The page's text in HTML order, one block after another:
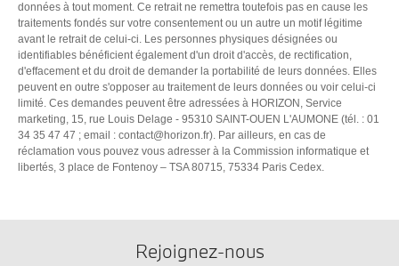
données à tout moment. Ce retrait ne remettra toutefois pas en cause les
traitements fondés sur votre consentement ou un autre un motif légitime
avant le retrait de celui-ci. Les personnes physiques désignées ou
identifiables bénéficient également d'un droit d'accès, de rectification,
d'effacement et du droit de demander la portabilité de leurs données. Elles
peuvent en outre s'opposer au traitement de leurs données ou voir celui-ci
limité. Ces demandes peuvent être adressées à HORIZON, Service
marketing, 15, rue Louis Delage - 95310 SAINT-OUEN L'AUMONE (tél. : 01
34 35 47 47 ; email : contact@horizon.fr). Par ailleurs, en cas de
réclamation vous pouvez vous adresser à la Commission informatique et
libertés, 3 place de Fontenoy – TSA 80715, 75334 Paris Cedex.
Rejoignez-nous